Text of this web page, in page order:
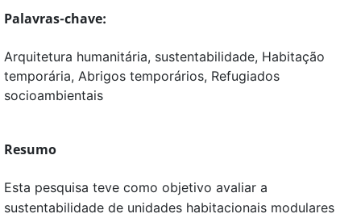
Palavras-chave:
Arquitetura humanitária, sustentabilidade, Habitação
temporária, Abrigos temporários, Refugiados
socioambientais
Resumo
Esta pesquisa teve como objetivo avaliar a
sustentabilidade de unidades habitacionais modulares